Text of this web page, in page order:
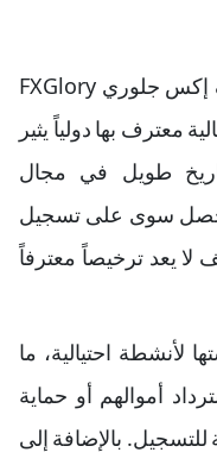
لا يمكن الجزم بالقول أن شركة إف إكس جلوري FXGlory
معترف بها دولياً يثير
طويل في مجال
تحصل سوى على تسجيل
يعد ترخيصاً معترفاً
لأنشطة احتيالية، ما
أموالهم أو حماية
بالإضافة إلى